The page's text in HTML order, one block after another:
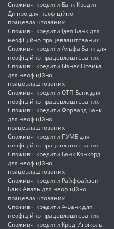
Споживчі кредити Банк Кредит
Дніпро для неофіційно
працевлаштованих
Споживчі кредити Ідея Банк для
неофіційно працевлаштованих
Споживчі кредити Альфа Банк для
неофіційно працевлаштованих
Споживчі кредити Бізнес Позика
для неофіційно
працевлаштованих
Споживчі кредити ОТП Банк для
неофіційно працевлаштованих
Споживчі кредити Форвард Банк
для неофіційно
працевлаштованих
Споживчі кредити ПУМБ для
неофіційно працевлаштованих
Споживчі кредити Банк Конкорд
для неофіційно
працевлаштованих
Споживчі кредити Райффайзен
Банк Аваль для неофіційно
працевлаштованих
Споживчі кредити А-Банк для
неофіційно працевлаштованих
Споживчі кредити Креді Агріколь